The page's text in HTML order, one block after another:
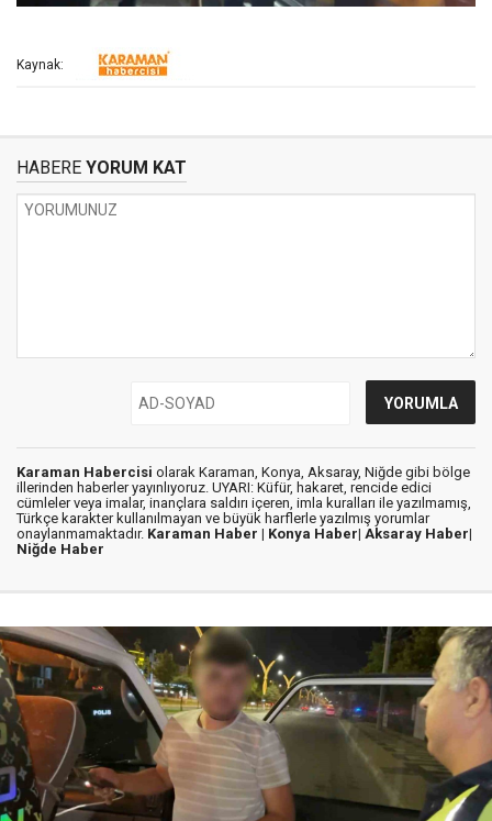
Kaynak:
HABERE YORUM KAT
Karaman Habercisi olarak Karaman, Konya, Aksaray, Niğde gibi bölge
illerinden haberler yayınlıyoruz. UYARI: Küfür, hakaret, rencide edici
cümleler veya imalar, inançlara saldırı içeren, imla kuralları ile yazılmamış,
Türkçe karakter kullanılmayan ve büyük harflerle yazılmış yorumlar
onaylanmamaktadır. Karaman Haber | Konya Haber| Aksaray Haber|
Niğde Haber